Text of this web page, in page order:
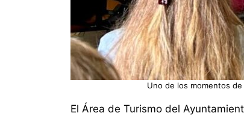
Uno de los momentos de
El Área de Turismo del